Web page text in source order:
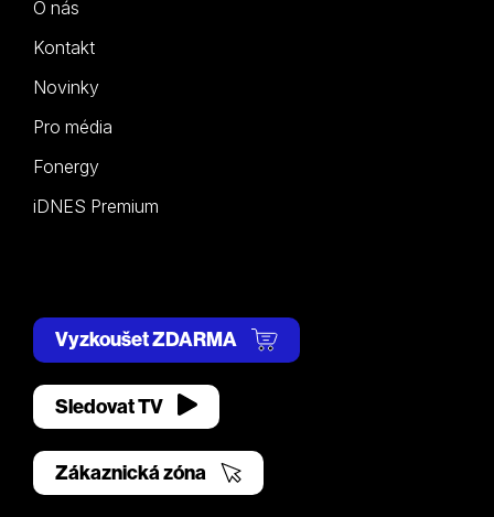
O nás
Kontakt
Novinky
Pro média
Fonergy
iDNES Premium
Vyzkoušet ZDARMA
Sledovat TV
Zákaznická zóna